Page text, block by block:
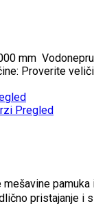
mm
Proverite
Pregled
pristajanje